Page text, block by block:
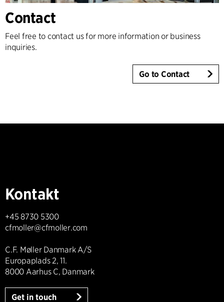
Contact
Feel free to contact us for more information or business
inquiries.
Go to Contact
Kontakt
+45 8730 5300
cfmoller@cfmoller.com
C.F. Møller Danmark A/S
Europaplads 2, 11.
8000 Aarhus C, Danmark
Get in touch